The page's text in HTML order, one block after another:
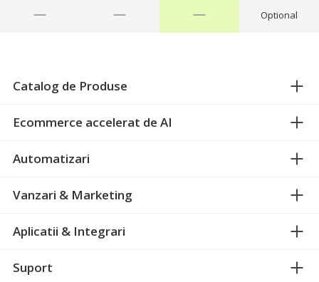
Optional
Catalog de Produse
Ecommerce accelerat de AI
Automatizari
Vanzari & Marketing
Aplicatii & Integrari
Suport